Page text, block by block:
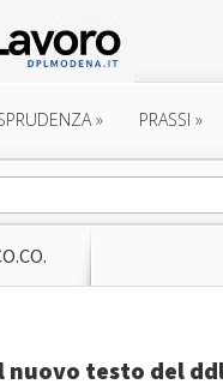
» PRASSI »
nuovo testo del